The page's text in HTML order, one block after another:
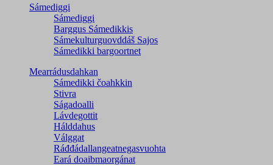
Sámediggi
Sámediggi
Barggus Sámedikkis
Sámekulturguovddáš Sajos
Sámedikki bargoortnet
Mearrádusdahkan
Sámedikki čoahkkin
Stivra
Ságadoalli
Lávdegottit
Hálddahus
Válggat
Ráđđádallangeatnegas­vuohta
Eará doaibmaorgánat